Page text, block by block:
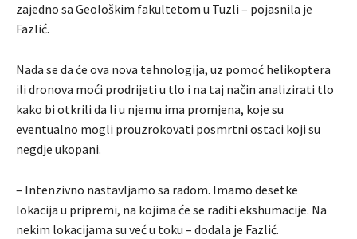
zajedno sa Geološkim fakultetom u Tuzli – pojasnila je
Fazlić.
Nada se da će ova nova tehnologija, uz pomoć helikoptera
ili dronova moći prodrijeti u tlo i na taj način analizirati tlo
kako bi otkrili da li u njemu ima promjena, koje su
eventualno mogli prouzrokovati posmrtni ostaci koji su
negdje ukopani.
– Intenzivno nastavljamo sa radom. Imamo desetke
lokacija u pripremi, na kojima će se raditi ekshumacije. Na
nekim lokacijama su već u toku – dodala je Fazlić.